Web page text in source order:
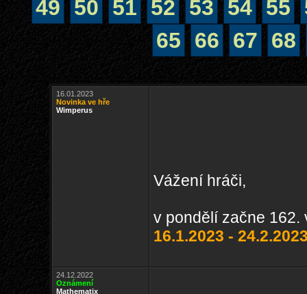
49
50 51 52 53 54 55
65
66 67 68
16.01.2023
Novinka ve hře
Wimperus
Vážení hráči,
v pondělí začne 162.
16.1.2023 -
24.12.2022
Oznámení
Mathematix